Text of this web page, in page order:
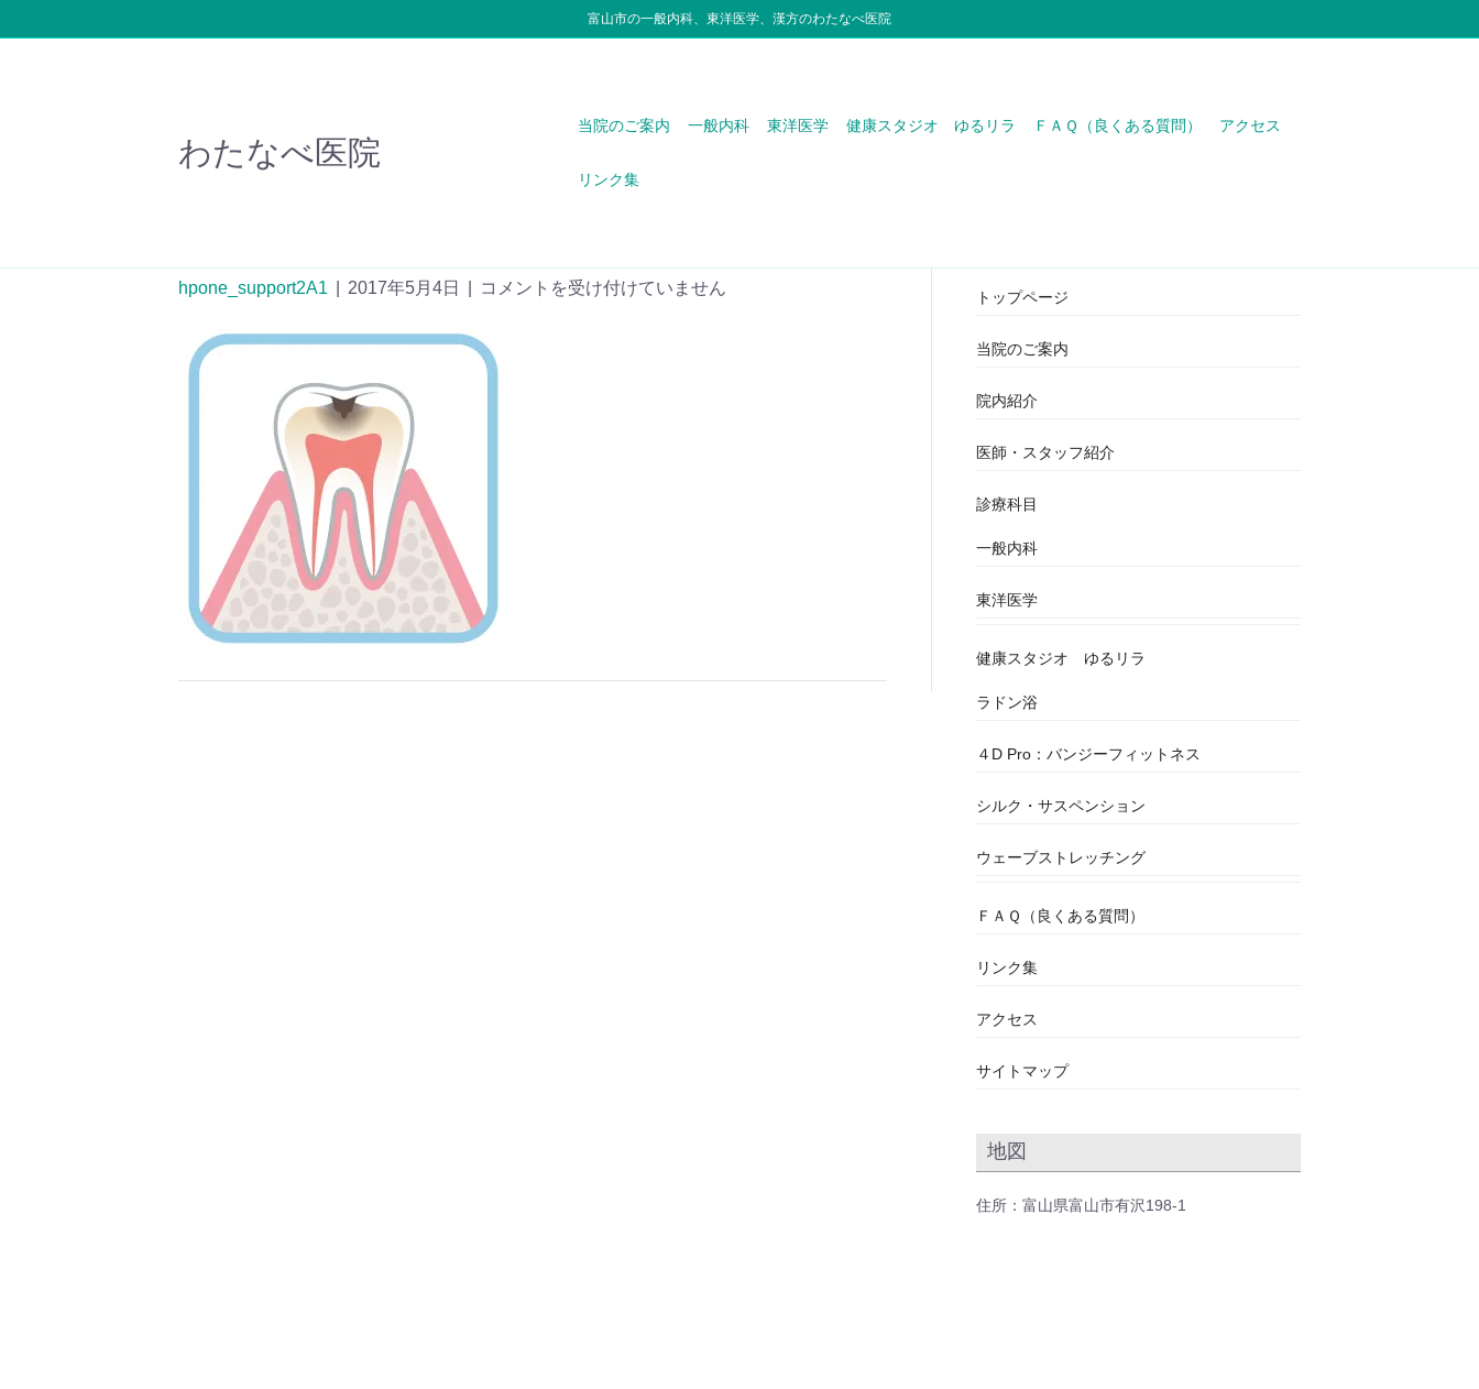
富山市の一般内科、東洋医学、漢方のわたなべ医院
わたなべ医院
当院のご案内 一般内科 東洋医学 健康スタジオ ゆるリラ ＦＡＱ（良くある質問） アクセス
リンク集
hpone_support2A1 2017年5月4日 コメントを受け付けていません トップページ
当院のご案内
院内紹介
医師・スタッフ紹介
診療科目
一般内科
東洋医学
健康スタジオ ゆるリラ
ラドン浴
４D Pro：バンジーフィットネス
シルク・サスペンション
ウェーブストレッチング
ＦＡＱ（良くある質問）
リンク集
アクセス
サイトマップ
地図
住所：富山県富山市有沢198-1